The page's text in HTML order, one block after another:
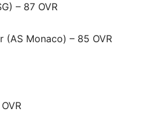
– 87 OVR
(AS Monaco) – 85 OVR